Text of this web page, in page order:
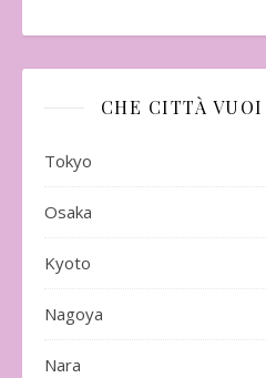
CHE CITTÀ VUOI
Tokyo
Osaka
Kyoto
Nagoya
Nara